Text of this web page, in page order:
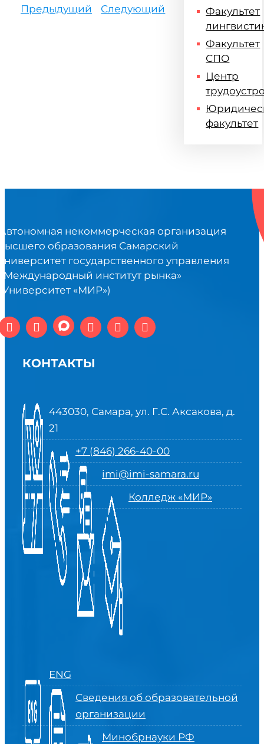
Предыдущий Следующий
Факультет
Факультет
СПО
Центр
факультет
некоммерческая организация
образования Самарский
государственного управления
институт рынка»
«МИР»)
КОНТАКТЫ
443030, Самара, ул. Г.С. Аксакова, д.
21
+7 (846) 266-40-00
imi@imi-samara.ru
Колледж «МИР»
ENG
Сведения об образовательной
организации
Минобрнауки РФ